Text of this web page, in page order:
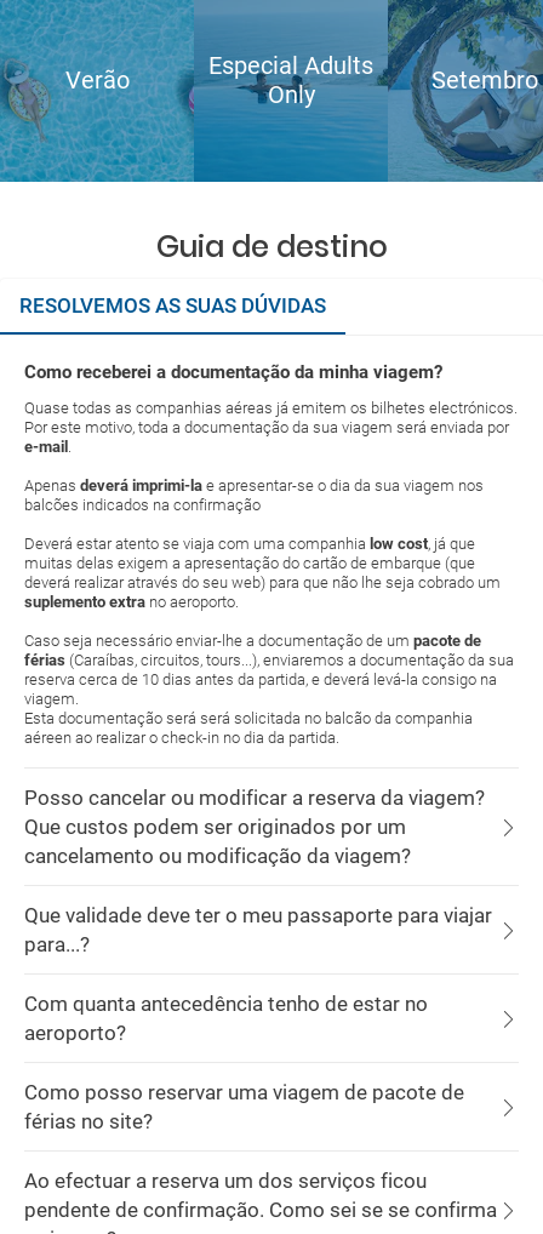
Verão
Especial Adults
Only
Setembro
Guia de destino
RESOLVEMOS AS SUAS DÚVIDAS
Como receberei a documentação da minha viagem?
Quase todas as companhias aéreas já emitem os bilhetes electrónicos.
Por este motivo, toda a documentação da sua viagem será enviada por
e-mail .
Apenas deverá imprimi-la e apresentar-se o dia da sua viagem nos
balcões indicados na confirmação
Deverá estar atento se viaja com uma companhia low cost, já que
muitas delas exigem a apresentação do cartão de embarque (que
deverá realizar através do seu web) para que não lhe seja cobrado um
suplemento extra no aeroporto.
Caso seja necessário enviar-lhe a documentação de um pacote de
férias (Caraíbas, circuitos, tours...), enviaremos a documentação da sua
reserva cerca de 10 dias antes da partida, e deverá levá-la consigo na
viagem.
Esta documentação será será solicitada no balcão da companhia
aéreen ao realizar o check-in no dia da partida.
Posso cancelar ou modificar a reserva da viagem?
Que custos podem ser originados por um
cancelamento ou modificação da viagem?
Que validade deve ter o meu passaporte para viajar
para...?
Com quanta antecedência tenho de estar no
aeroporto?
Como posso reservar uma viagem de pacote de
férias no site?
Ao efectuar a reserva um dos serviços ficou
pendente de confirmação. Como sei se se confirma